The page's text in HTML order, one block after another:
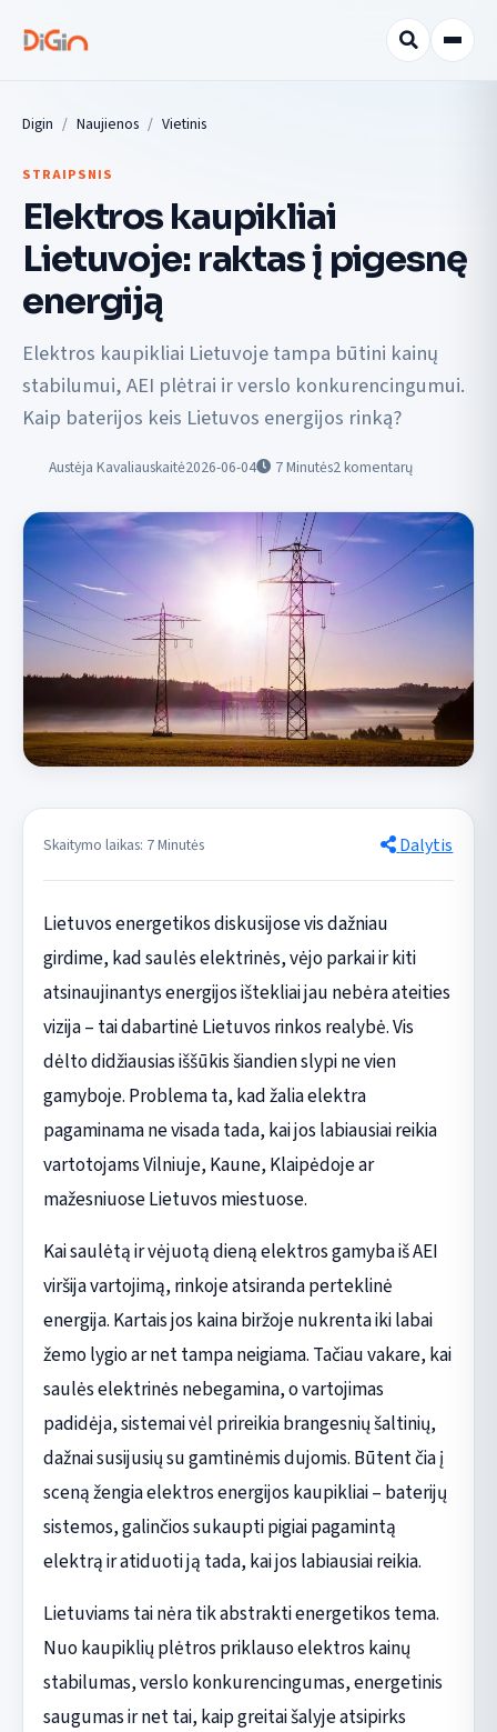
Digin Naujienos Vietinis
STRAIPSNIS
Elektros kaupikliai
Lietuvoje: raktas į pigesnę
energiją
Elektros kaupikliai Lietuvoje tampa būtini kainų
stabilumui, AEI plėtrai ir verslo konkurencingumui.
Kaip baterijos keis Lietuvos energijos rinką?
Austėja Kavaliauskaitė2026-06-04 7Minutės2 komentarų
Skaitymo laikas: 7 Minutės Dalytis
Lietuvos energetikos diskusijose vis dažniau
girdime, kad saulės elektrinės, vėjo parkai ir kiti
atsinaujinantys energijos ištekliai jau nebėra ateities
vizija – tai dabartinė Lietuvos rinkos realybė. Vis
dėlto didžiausias iššūkis šiandien slypi ne vien
gamyboje. Problema ta, kad žalia elektra
pagaminama ne visada tada, kai jos labiausiai reikia
vartotojams Vilniuje, Kaune, Klaipėdoje ar
mažesniuose Lietuvos miestuose.
Kai saulėtą ir vėjuotą dieną elektros gamyba iš AEI
viršija vartojimą, rinkoje atsiranda perteklinė
energija. Kartais jos kaina biržoje nukrenta iki labai
žemo lygio ar net tampa neigiama. Tačiau vakare, kai
saulės elektrinės nebegamina, o vartojimas
padidėja, sistemai vėl prireikia brangesnių šaltinių,
dažnai susijusių su gamtinėmis dujomis. Būtent čia į
sceną žengia elektros energijos kaupikliai – baterijų
sistemos, galinčios sukaupti pigiai pagamintą
elektrą ir atiduoti ją tada, kai jos labiausiai reikia.
Lietuviams tai nėra tik abstrakti energetikos tema.
Nuo kaupiklių plėtros priklauso elektros kainų
stabilumas, verslo konkurencingumas, energetinis
saugumas ir net tai, kaip greitai šalyje atsipirks